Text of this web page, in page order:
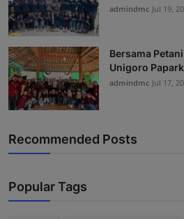
admindmc Jul 19,
Bersama
Unigoro
admindmc Jul 17,
Recommended Posts
Popular Tags